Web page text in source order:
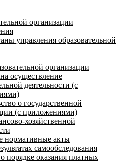
организации
управления образовательной
организации
осуществление
деятельности (с
о государственной
(с приложениями)
хозяйственной
нормативные акты
самообследования
порядке оказания платных